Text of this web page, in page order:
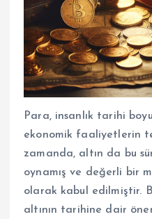
Para, insanlık tarihi
ekonomik faaliyetlerin
zamanda, altın da bu
oynamış ve değerli bir
olarak kabul edilmiştir.
altının tarihine dair